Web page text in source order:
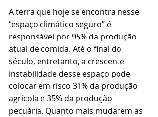
A terra que hoje se encontra nesse
“espaço climático seguro” é
responsável por 95% da produção
atual de comida. Até o final do
século, entretanto, a crescente
instabilidade desse espaço pode
colocar em risco 31% da produção
agrícola e 35% da produção
pecuária. Quanto mais mudarem as